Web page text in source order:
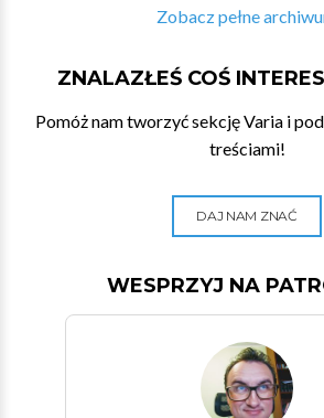
Zobacz pełne
ZNALAZŁEŚ COŚ
Pomóż nam tworzyć sekcję Varia i
treściami!
DAJ NAM ZNAĆ
WESPRZYJ NA